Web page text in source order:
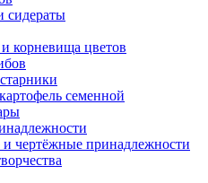
сидераты
корневища цветов
семенной
чертёжные принадлежности